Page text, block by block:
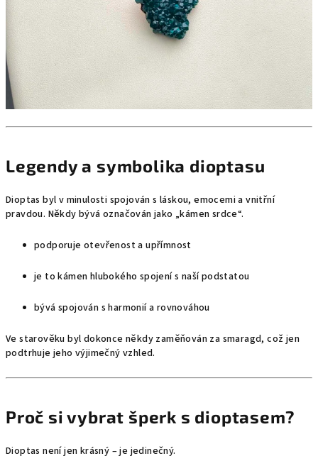
Legendy a symbolika dioptasu
Dioptas byl v minulosti spojován s láskou, emocemi a vnitřní
pravdou. Někdy bývá označován jako „kámen srdce“.
podporuje otevřenost a upřímnost
je to kámen hlubokého spojení s naší podstatou
bývá spojován s harmonií a rovnováhou
Ve starověku byl dokonce někdy zaměňován za smaragd, což jen
podtrhuje jeho výjimečný vzhled.
Proč si vybrat šperk s dioptasem?
Dioptas není jen krásný – je jedinečný.